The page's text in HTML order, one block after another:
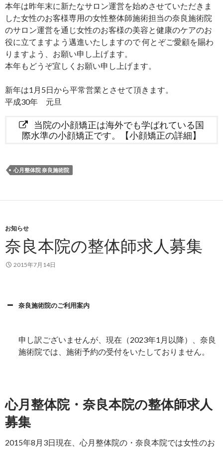
本年は昨年末に新たなサロン運営を始めさせていただきま
した女性のお客様専用の女性整体師施術担当の奈良施術院
のサロン運営を通じ女性のお客様の美容と健康のケアのお
役に立てますよう邁進いたしますので 何とぞご愛顧を賜わ
りますよう、お願い申し上げます。
本年もどうぞ宜しくお願い申し上げます。
新年は1月5日から平常営業とさせて頂きます。
平成30年 元旦
当院の小顔矯正は海外でも学ばれている国
際水準の小顔矯正です。【小顔矯正の詳細】
心月整体院 奈良施術院
お知らせ
奈良本院の整体師求人募集
2015年7月14日
奈良施術院のご利用案内
申し訳ございませんが、現在（2023年1月以降）、奈良
施術院では、施術予約の受付をいたしておりません。
心月整体院・奈良本院の整体師求人
募集
2015年8月3日現在、心月整体院の・奈良本院では女性のお